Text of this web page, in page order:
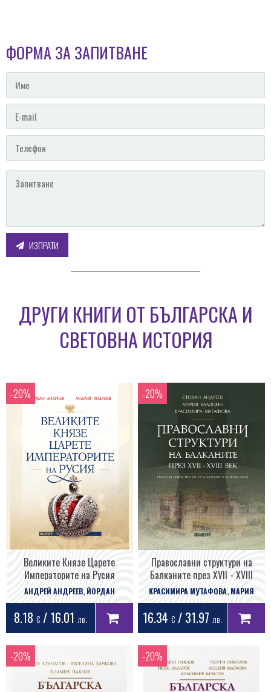
ФОРМА ЗА ЗАПИТВАНЕ
ИЗПРАТИ
ДРУГИ КНИГИ ОТ БЪЛГАРСКА И
СВЕТОВНА ИСТОРИЯ
Великите Князе Царете
Императорите на Русия
АНДРЕЙ АНДРЕЕВ, ЙОРДАН
АНДРЕЕВ
8.18 €/ 16.01 лв.
Православни структури на
Балканите през XVII - XVIII
век
КРАСИМИРА МУТАФОВА, МАРИЯ
КАЛИЦИН, СТЕФАН АНДРЕЕВ
16.34€ / 31.97 лв.